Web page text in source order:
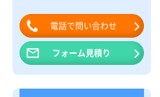
電話で問い合わせ
フォーム見積り